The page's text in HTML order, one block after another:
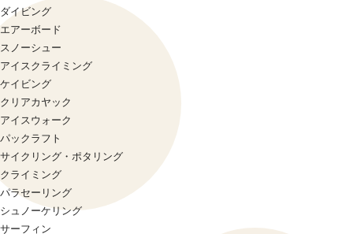
ダイビング
エアーボード
スノーシュー
アイスクライミング
ケイビング
クリアカヤック
アイスウォーク
パックラフト
サイクリング・ポタリング
クライミング
パラセーリング
シュノーケリング
サーフィン